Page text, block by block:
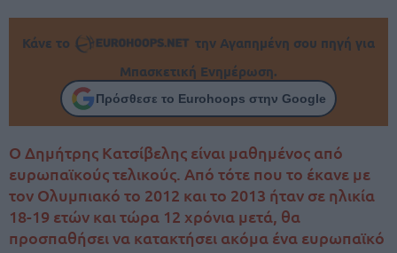
Κάνε το
την Αγαπημένη σου πηγή για
Μπασκετική Ενημέρωση.
Πρόσθεσε το Eurohoops στην Google
Ο Δημήτρης Κατσίβελης είναι μαθημένος από
ευρωπαϊκούς τελικούς. Από τότε που το έκανε με
τον Ολυμπιακό το 2012 και το 2013 ήταν σε ηλικία
18-19 ετών και τώρα 12 χρόνια μετά, θα
προσπαθήσει να κατακτήσει ακόμα ένα ευρωπαϊκό